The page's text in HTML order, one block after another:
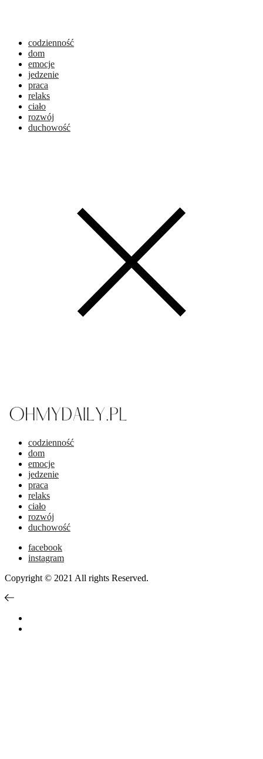
codzienność
dom
emocje
jedzenie
praca
relaks
ciało
rozwój
duchowość
codzienność
dom
emocje
jedzenie
praca
relaks
ciało
rozwój
duchowość
facebook
instagram
Copyright © 2021 All rights Reserved.